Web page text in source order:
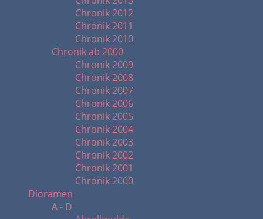
Chronik 2012
Chronik 2011
Chronik 2010
Chronik ab 2000
Chronik 2009
Chronik 2008
Chronik 2007
Chronik 2006
Chronik 2005
Chronik 2004
Chronik 2003
Chronik 2002
Chronik 2001
Chronik 2000
Dioramen
A - D